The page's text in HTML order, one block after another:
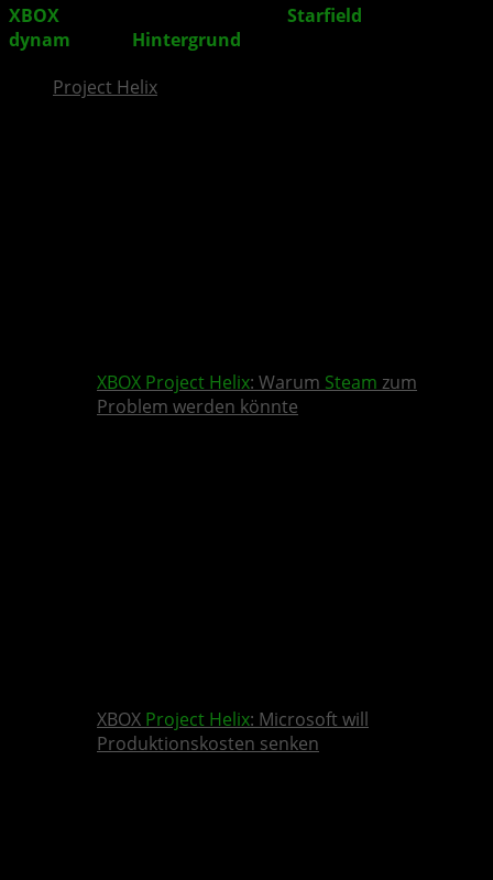
XBOX Starfield
dynam
Hintergrund
Project Helix
XBOX Project Helix: Warum Steam zum
Problem werden könnte
XBOX Project Helix: Microsoft will
Produktionskosten senken